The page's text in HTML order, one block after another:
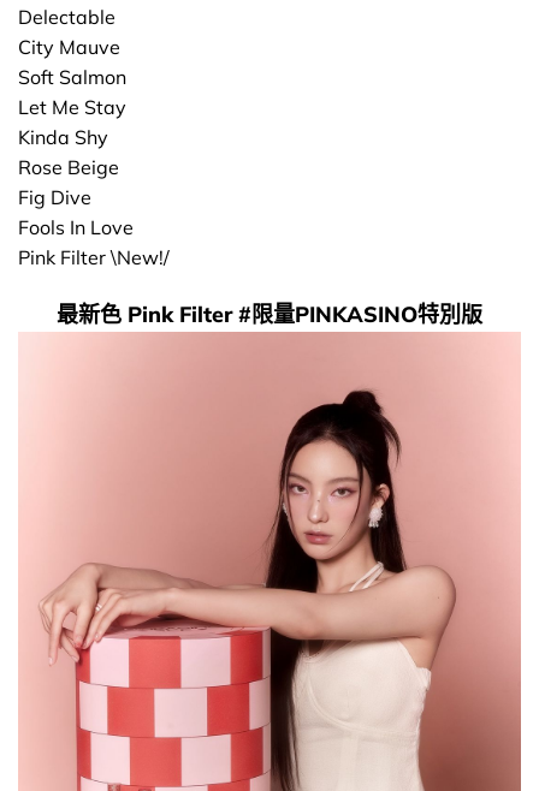
Delectable
City Mauve
Soft Salmon
Let Me Stay
Kinda Shy
Rose Beige
Fig Dive
Fools In Love
Pink Filter \New!/
最新色 Pink Filter #限量PINKASINO特別版